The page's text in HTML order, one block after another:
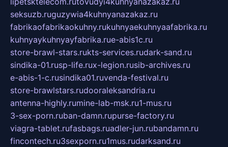
seksuzb.ruguzywia4kuhnyanazakaz.ru
fabrikaofabrikaokuhny.rukuhnyaekuhnyaafabrika.ru
kuhnyaykuhnyayfabrika.rue-abis1c.ru
store-brawl-stars.rukts-services.rudark-sand.ru
sindika-01.rusp-life.rux-legion.rusib-archives.ru
e-abis-1-c.rusindika01.ruvenda-festival.ru
store-brawlstars.rudooraleksandria.ru
antenna-highly.rumine-lab-msk.ru1-mus.ru
3-sex-porn.ruban-damn.rupurse-factory.ru
viagra-tablet.rufasbags.ruadler-jun.rubandamn.ru
fincontech.ru3sexporn.ru1mus.rudarksand.ru